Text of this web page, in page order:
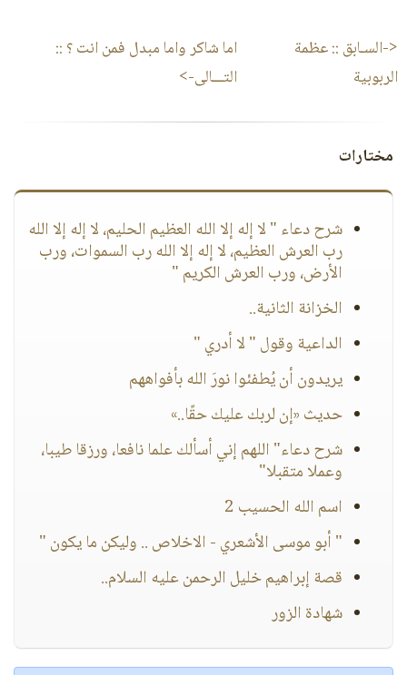
<-السـابق ::عظمة
الربوبية
اما شاكر واما مبدل فمن انت ؟ ::
التـــالى->
مختارات
شرح دعاء " لا إله إلا الله العظيم الحليم، لا إله إلا الله
رب العرش العظيم، لا إله إلا الله رب السموات، ورب
الأرض، ورب العرش الكريم "
الخزانة الثانية..
الداعية وقول " لا أدري "
يريدون أن يُطفئوا نورَ الله بأفواههم
حديث «إن لربك عليك حقًا..»
شرح دعاء" اللهم إني أسألك علما نافعا، ورزقا طيبا،
وعملا متقبلا"
اسم الله الحسيب 2
" أبو موسى الأشعري - الاخلاص .. وليكن ما يكون "
قصة إبراهيم خليل الرحمن عليه السلام..
شهادة الزور